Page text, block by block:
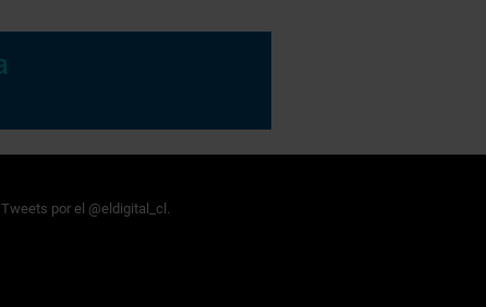
Tweets por el @eldigital_cl.